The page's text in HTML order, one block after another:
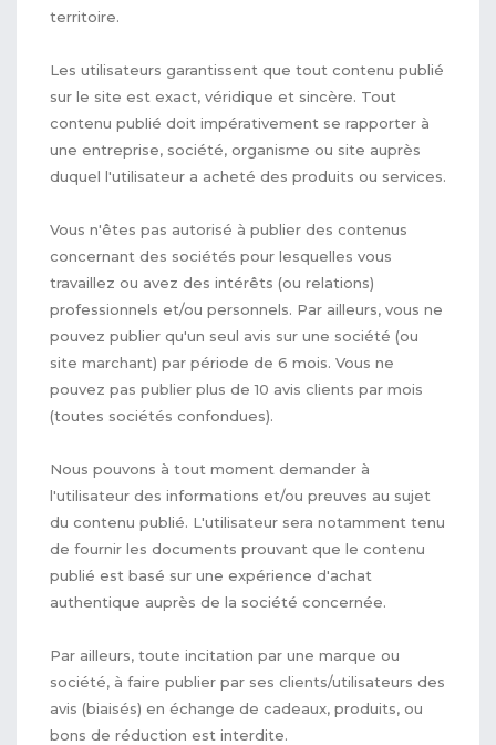
territoire.
Les utilisateurs garantissent que tout contenu publié
sur le site est exact, véridique et sincère. Tout
contenu publié doit impérativement se rapporter à
une entreprise, société, organisme ou site auprès
duquel l'utilisateur a acheté des produits ou services.
Vous n'êtes pas autorisé à publier des contenus
concernant des sociétés pour lesquelles vous
travaillez ou avez des intérêts (ou relations)
professionnels et/ou personnels. Par ailleurs, vous ne
pouvez publier qu'un seul avis sur une société (ou
site marchant) par période de 6 mois. Vous ne
pouvez pas publier plus de 10 avis clients par mois
(toutes sociétés confondues).
Nous pouvons à tout moment demander à
l'utilisateur des informations et/ou preuves au sujet
du contenu publié. L'utilisateur sera notamment tenu
de fournir les documents prouvant que le contenu
publié est basé sur une expérience d'achat
authentique auprès de la société concernée.
Par ailleurs, toute incitation par une marque ou
société, à faire publier par ses clients/utilisateurs des
avis (biaisés) en échange de cadeaux, produits, ou
bons de réduction est interdite.